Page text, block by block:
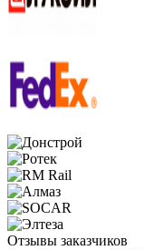
Отзывы заказчиков